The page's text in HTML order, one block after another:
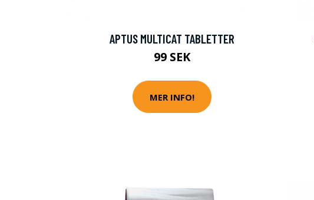
APTUS MULTICAT TABLETTER
99 SEK
MER INFO!